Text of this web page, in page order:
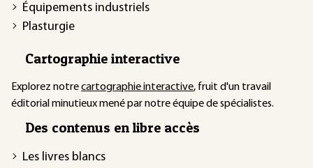
Équipements industriels
Plasturgie
Cartographie interactive
Explorez notrecartographie interactive, fruit d'un travail
éditorial minutieux mené par notre équipe de spécialistes.
Des contenus en libre accès
Les livres blancs